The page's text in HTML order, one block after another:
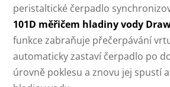
peristaltické čerpadlo
101D měřičem hladiny vody
funkce zabraňuje přečerpávání
automaticky zastaví čerpadlo po
úrovně poklesu a znovu jej spustí